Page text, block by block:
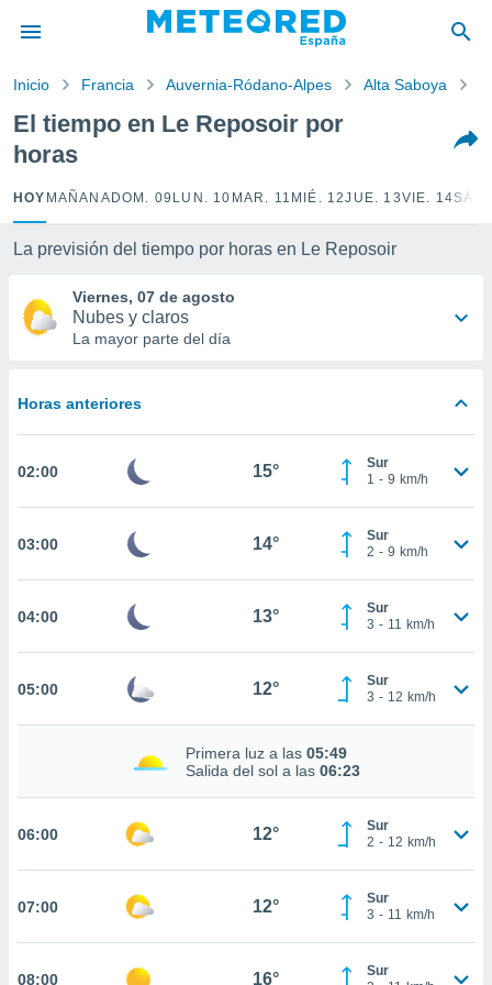
por
para
la
calidad.
a este
las
y
forma
basada
permite
coste.
botón
a la
todas
ya sean
en
perfil
y
CONTINUAR
Inicio Francia Auvernia-Ródano-Alpes Alta Saboya
El tiempo en Le Reposoir por
horas
HOY MAÑANA DOM. 09 LUN. 10 MAR. 11 MIÉ. 12JUE. 13VIE. 14
La previsión del tiempo por horas en Le Reposoir
Viernes, 07 de agosto
Nubes y claros
La mayor parte del día
Horas anteriores
02:00 15°
Sur
1 - 9 km/h
03:00 14°
Sur
2 - 9 km/h
04:00 13°
Sur
3 - 11 km/h
05:00 12°
Sur
3 - 12 km/h
Primera luz a las 05:49
Salida del sol a las 06:23
06:00 12°
Sur
2 - 12 km/h
07:00 12°
Sur
3 - 11 km/h
08:00 16°
Sur